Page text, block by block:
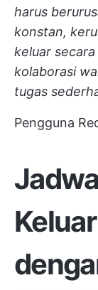
harus
konstan,
keluar
kolaborasi
tugas
Pengguna